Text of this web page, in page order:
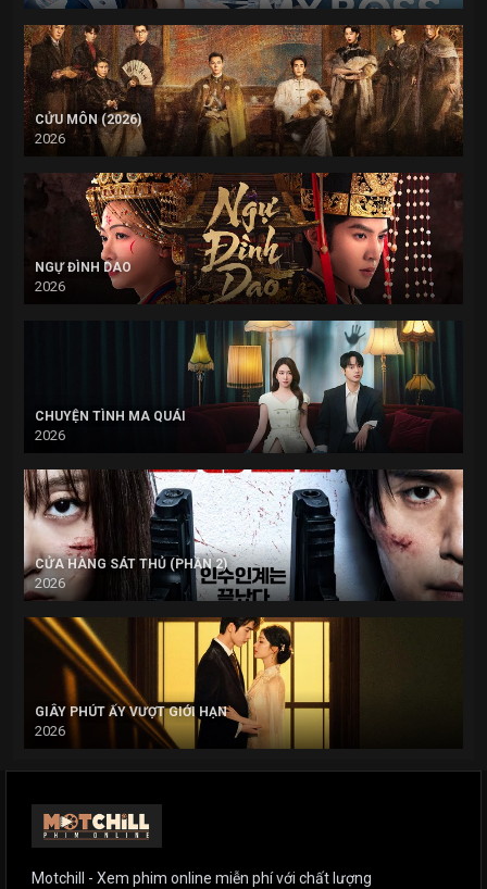
CỬU MÔN (2026)
2026
NGỰ ĐÌNH DAO
2026
CHUYỆN TÌNH MA QUÁI
2026
CỬA HÀNG SÁT THỦ (PHẦN 2)
2026
GIÂY PHÚT ẤY VƯỢT GIỚI HẠN
2026
Motchill - Xem phim online miễn phí với chất lượng